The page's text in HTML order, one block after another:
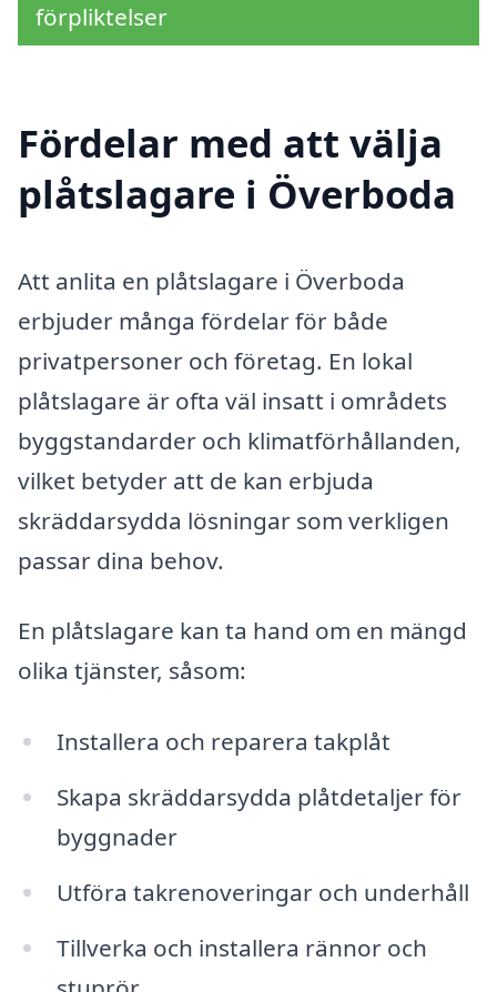
förpliktelser
Fördelar med att välja
plåtslagare i Överboda
Att anlita en plåtslagare i Överboda
erbjuder många fördelar för både
privatpersoner och företag. En lokal
plåtslagare är ofta väl insatt i områdets
byggstandarder och klimatförhållanden,
vilket betyder att de kan erbjuda
skräddarsydda lösningar som verkligen
passar dina behov.
En plåtslagare kan ta hand om en mängd
olika tjänster, såsom:
Installera och reparera takplåt
Skapa skräddarsydda plåtdetaljer för
byggnader
Utföra takrenoveringar och underhåll
Tillverka och installera rännor och